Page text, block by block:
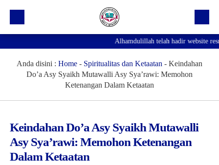
Profil Sekolah
Fasilitas
Galeri
Kegiatan Ekskul
Pengumuman
Alhamdulillah telah hadir website resmi
Anda disini : Home - Spiritualitas dan Ketaatan - Keindahan
Do’a Asy Syaikh Mutawalli Asy Sya’rawi: Memohon
Ketenangan Dalam Ketaatan
Keindahan Do’a Asy Syaikh Mutawalli
Asy Sya’rawi: Memohon Ketenangan
Dalam Ketaatan